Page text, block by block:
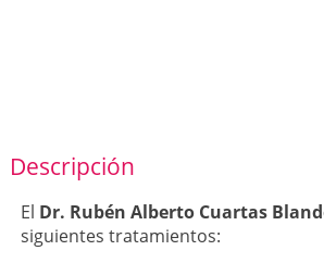
Descripción
El Dr. Rubén Alberto Cuartas
siguientes tratamientos: